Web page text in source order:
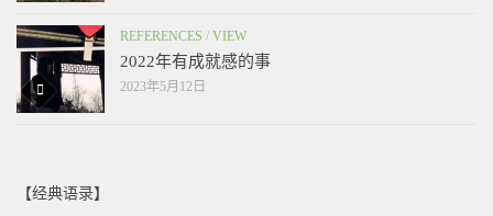
REFERENCES / VIEW
2022年有成就感的事
2023年5月12日
【经典语录】